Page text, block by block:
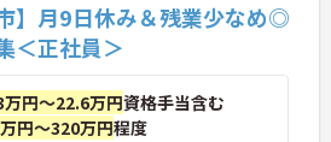
】月9日休み＆残業少なめ◎
＜正社員＞
万円～22.6万円資格手当含む
円～320万円程度